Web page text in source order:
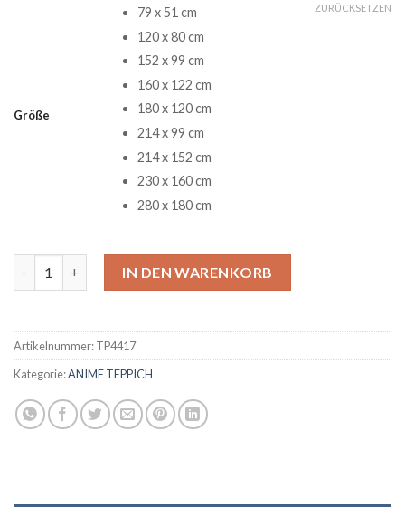
Größe
79 x 51 cm
120 x 80 cm
152 x 99 cm
160 x 122 cm
180 x 120 cm
214 x 99 cm
214 x 152 cm
230 x 160 cm
280 x 180 cm
ZURÜCKSETZEN
IN DEN WARENKORB
Artikelnummer:TP4417
Kategorie:ANIME TEPPICH